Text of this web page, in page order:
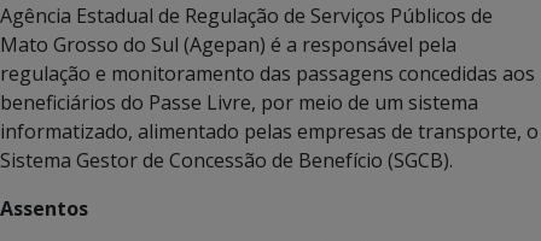
Agência Estadual de Regulação de Serviços Públicos de
Mato Grosso do Sul (Agepan) é a responsável pela
regulação e monitoramento das passagens concedidas aos
beneficiários do Passe Livre, por meio de um sistema
informatizado, alimentado pelas empresas de transporte, o
Sistema Gestor de Concessão de Benefício (SGCB).
Assentos